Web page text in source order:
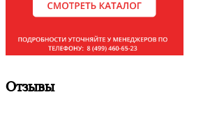
Отзывы